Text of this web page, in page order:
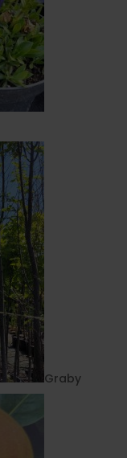
Graby